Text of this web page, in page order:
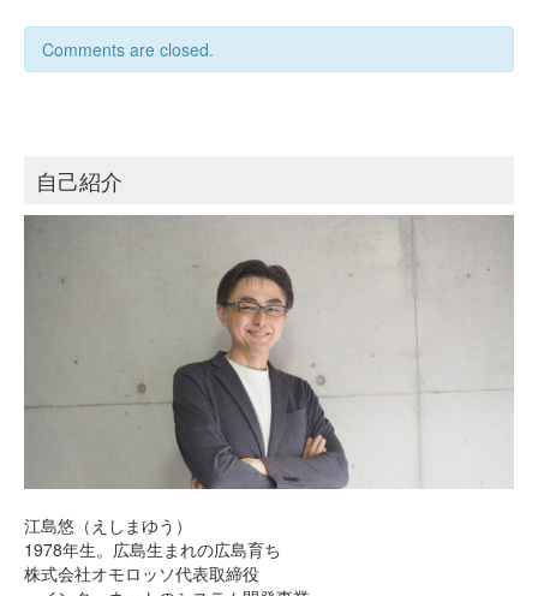
Comments are closed.
自己紹介
江島悠（えしまゆう）
1978年生。広島生まれの広島育ち
株式会社オモロッソ代表取締役